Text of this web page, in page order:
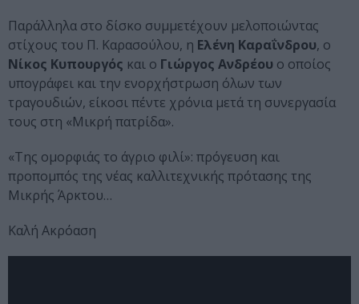
Παράλληλα στο δίσκο συμμετέχουν μελοποιώντας
στίχους του Π. Καρασούλου, η Ελένη Καραΐνδρου, ο
Νίκος Κυπουργός και ο Γιώργος Ανδρέου ο οποίος
υπογράφει και την ενορχήστρωση όλων των
τραγουδιών, είκοσι πέντε χρόνια μετά τη συνεργασία
τους στη «Μικρή πατρίδα».
«Της ομορφιάς το άγριο φιλί»: πρόγευση και
προπομπός της νέας καλλιτεχνικής πρότασης της
Μικρής Άρκτου…
Καλή Ακρόαση